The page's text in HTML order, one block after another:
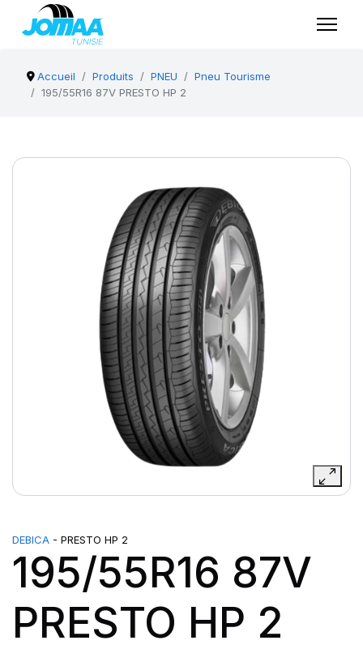
Accueil Produits PNEU
Pneu Tourisme
195/55R16 87V PRESTO HP 2
DEBICA - PRESTO HP 2
195/55R16 87V
PRESTO HP 2